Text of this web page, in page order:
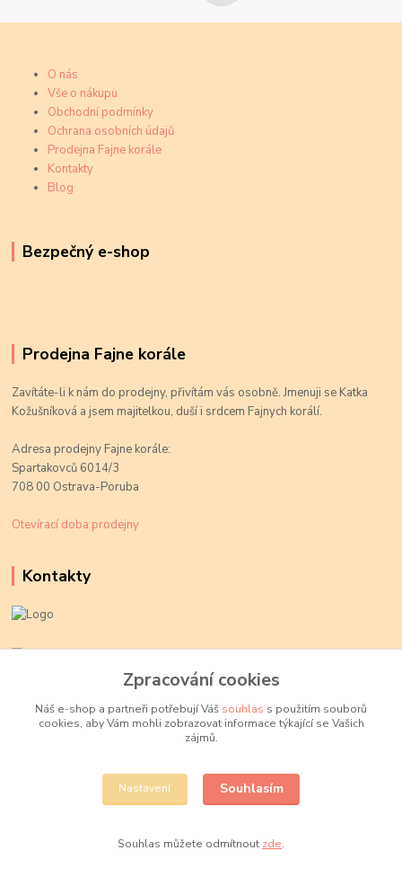
O nás
Vše o nákupu
Obchodní podmínky
Ochrana osobních údajů
Prodejna Fajne korále
Kontakty
Blog
Bezpečný e-shop
Prodejna Fajne korále
Zavítáte-li k nám do prodejny, přivítám vás osobně. Jmenuji se Katka
Kožušníková a jsem majitelkou, duší i srdcem Fajnych korálí.
Adresa prodejny Fajne korále:
Spartakovců 6014/3
708 00 Ostrava-Poruba
Otevírací doba prodejny
Kontakty
+420 774 719 784
info@fajnekorale.cz
Zpracování cookies
Náš e-shop a partneři potřebují Váš souhlas s použitím souborů
cookies, aby Vám mohli zobrazovat informace týkající se Vašich
zájmů.
Nastavení Souhlasím
Souhlas můžete odmítnout zde.